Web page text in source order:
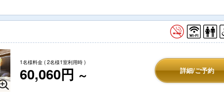
1名様料金 ( 2名様1室利用時 )
60,060円 ～ 詳細/ご予約